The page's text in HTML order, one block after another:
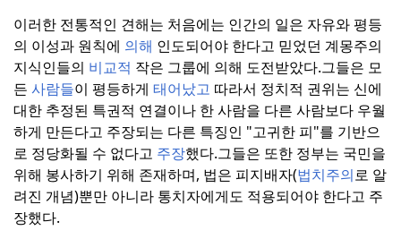
이러한 전통적인 견해는 처음에는 인간의 일은 자유와 평등
의 이성과 원칙에 의해 인도되어야 한다고 믿었던 계몽주의
지식인들의 비교적 작은 그룹에 의해 도전받았다.그들은 모
든 사람들이 평등하게 태어났고 따라서 정치적 권위는 신에
대한 추정된 특권적 연결이나 한 사람을 다른 사람보다 우월
하게 만든다고 주장되는 다른 특징인 "고귀한 피"를 기반으
로 정당화될 수 없다고 주장했다.그들은 또한 정부는 국민을
위해 봉사하기 위해 존재하며, 법은 피지배자(법치주의로 알
려진 개념)뿐만 아니라 통치자에게도 적용되어야 한다고 주
장했다.